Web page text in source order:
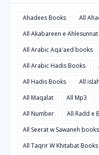
Ahadees Books
All
All Akabareen e Ahlesunnat
All Arabic Aqa'aed books
All Arabic Hadis Books
All Hadis Books
All
All Maqalat
All Mp3
All Number
All Radd e
All Seerat w Sawaneh books
All Taqrir W Khitabat Books